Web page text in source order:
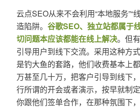
云点SEO从来不会利用“本地服务”“
造陷阱。 谷歌SEO、独立站都属于
切问题本应该都能在线上解决。但
引导用户到线下交流。采用这种方
是钓大鱼的套路，他们收费基本上
万甚至几十万，把客户引导到线下
行所谓的开会或者演示，按早就制
你跟他们签单合作，在那种氛围下